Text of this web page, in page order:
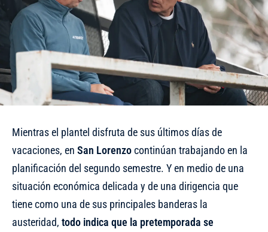
Mientras el plantel disfruta de sus últimos días de
vacaciones, en San Lorenzocontinúan trabajando en la
planificación del segundo semestre. Y en medio de una
situación económica delicada y de una dirigencia que
tiene como una de sus principales banderas la
austeridad, todo indica que la pretemporada se